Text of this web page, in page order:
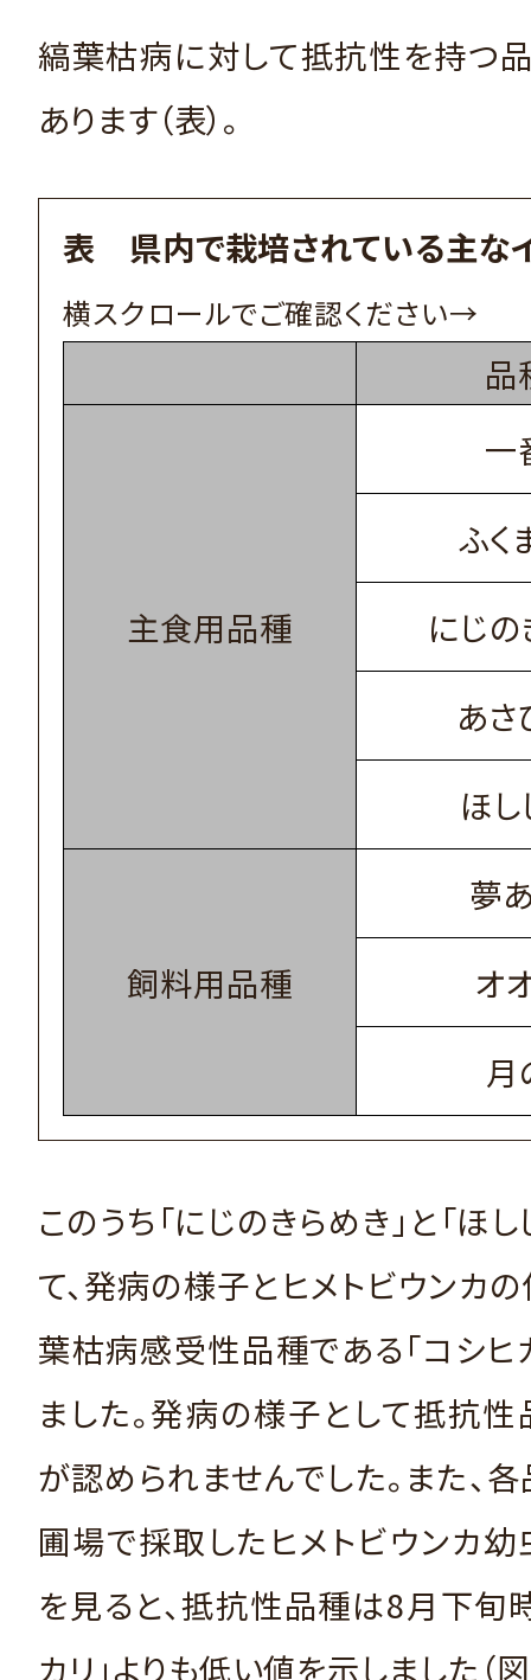
縞葉枯病に対して抵抗性を持つ
あります（表）。
表 県内で栽培されている主な
品
主食用品種
一
ふく
にじ
あ
ほ
飼料用品種
夢
オ
月
このうち「にじのきらめき」と「ほ
て、発病の様子とヒメトビウンカ
葉枯病感受性品種である「コシヒ
ました。発病の様子として抵抗
が認められませんでした。また、
圃場で採取したヒメトビウンカ
を見ると、抵抗性品種は8月下旬
カリ」よりも低い値を示しました（図